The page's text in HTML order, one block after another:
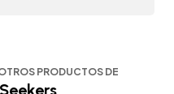
PRODUCTOS DE